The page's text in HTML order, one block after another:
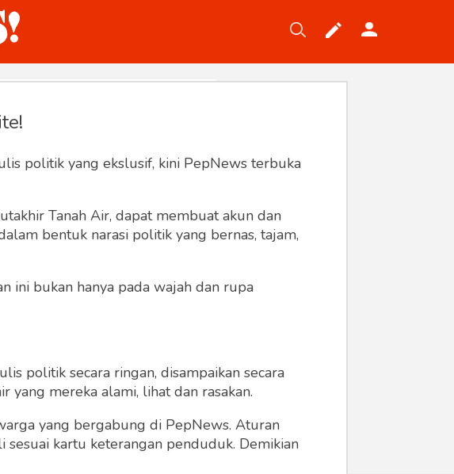
Lupa Sandi
politik yang ekslusif, kini PepNews terbuka
Tanah Air, dapat membuat akun dan
bentuk narasi politik yang bernas, tajam,
ini bukan hanya pada wajah dan rupa
politik secara ringan, disampaikan secara
mereka alami, lihat dan rasakan.
yang bergabung di PepNews. Aturan
kartu keterangan penduduk. Demikian